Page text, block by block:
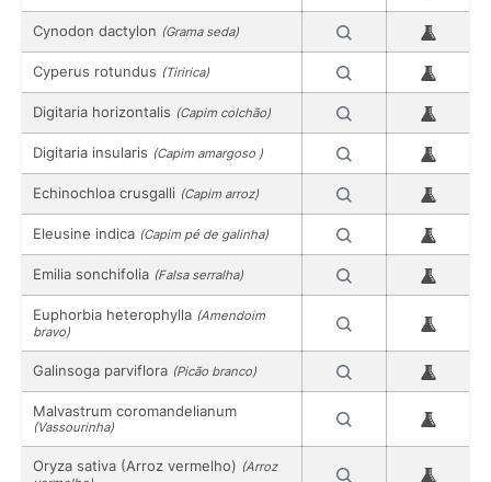
Cynodon dactylon (Grama seda)
Cyperus rotundus (Tiririca)
Digitaria horizontalis (Capim colchão)
Digitaria insularis (Capim amargoso )
Echinochloa crusgalli (Capim arroz)
Eleusine indica (Capim pé de galinha)
Emilia sonchifolia (Falsa serralha)
Euphorbia heterophylla (Amendoim
bravo)
Galinsoga parviflora (Picão branco)
Malvastrum coromandelianum
(Vassourinha)
Oryza sativa (Arroz vermelho) (Arroz